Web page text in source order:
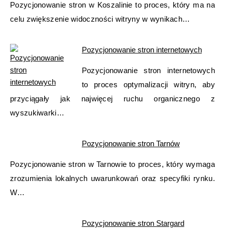
Pozycjonowanie stron w Koszalinie to proces, który ma na
celu zwiększenie widoczności witryny w wynikach…
Pozycjonowanie stron internetowych
Pozycjonowanie stron internetowych
to proces optymalizacji witryn, aby
przyciągały jak najwięcej ruchu organicznego z
wyszukiwarki…
Pozycjonowanie stron Tarnów
Pozycjonowanie stron w Tarnowie to proces, który wymaga
zrozumienia lokalnych uwarunkowań oraz specyfiki rynku.
W…
Pozycjonowanie stron Stargard